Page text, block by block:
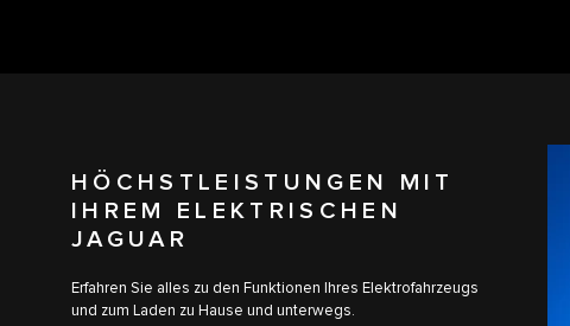
HÖCHSTLEISTUNGEN MIT
IHREM ELEKTRISCHEN
JAGUAR
Erfahren Sie alles zu den Funktionen Ihres Elektrofahrzeugs
und zum Laden zu Hause und unterwegs.